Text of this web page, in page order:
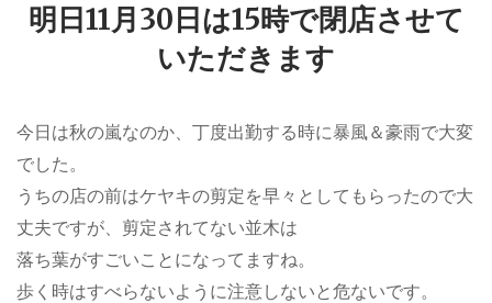
明日11月30日は15時で閉店させて
いただきます
今日は秋の嵐なのか、丁度出勤する時に暴風＆豪雨で大変
でした。
うちの店の前はケヤキの剪定を早々としてもらったので大
丈夫ですが、剪定されてない並木は
落ち葉がすごいことになってますね。
歩く時はすべらないように注意しないと危ないです。